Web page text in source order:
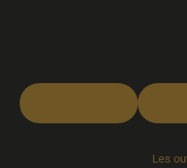
Les ouvrages et